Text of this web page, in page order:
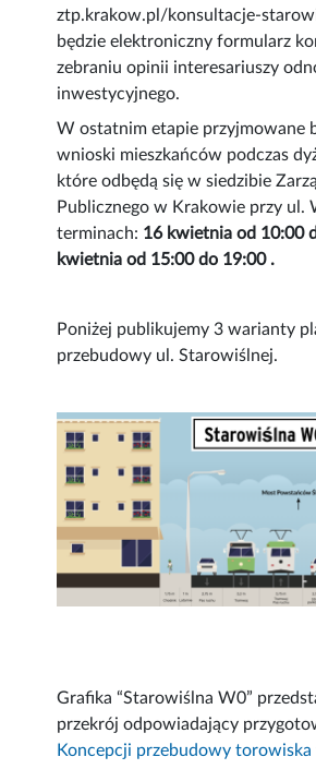
ztp.krakow.pl/konsultacje-
będzie elektroniczny formularz
zebraniu opinii interesariuszy
inwestycyjnego.
W ostatnim etapie przyjmowane
wnioski mieszkańców podczas
które odbędą się w siedzibie
Publicznego w Krakowie przy ul.
terminach: 16 kwietnia od 10:00
kwietnia od 15:00 do 19:00 .
Poniżej publikujemy 3 warianty
przebudowy ul. Starowiślnej.
Grafika “Starowiślna W0”
przekrój odpowiadający
Koncepcji przebudowy